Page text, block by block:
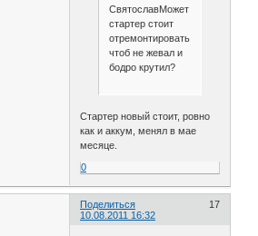
СвятославМожет
стартер стоит
отремонтировать,
чтоб не жевал и
бодро крутил?
Стартер новый стоит, ровно
как и аккум, менял в мае
месяце.
0
Поделиться
17
10.08.2011 16:32